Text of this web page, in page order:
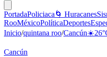
PortadaPoliciaca 🌀 Huracanes
RooMéxicoPolíticaDeportes
Inicio/quintana roo/Cancún☀️26
Cancún